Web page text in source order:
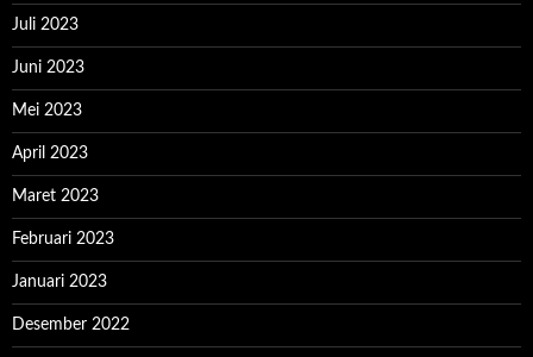
Juli 2023
Juni 2023
Mei 2023
April 2023
Maret 2023
Februari 2023
Januari 2023
Desember 2022